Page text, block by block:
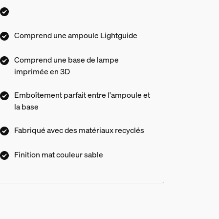
circulaires pour un mélange entre artisanat
moderne et traditionnel.
Comprend une ampoule Lightguide
Comprend une base de lampe
imprimée en 3D
Emboîtement parfait entre l'ampoule et
la base
Fabriqué avec des matériaux recyclés
Finition mat couleur sable